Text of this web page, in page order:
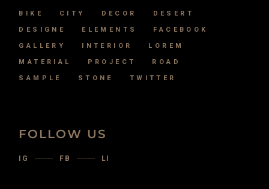
BIKE CITY DECOR DESERT
DESIGNE ELEMENTS FACEBOOK
GALLERY INTERIOR LOREM
MATERIAL PROJECT ROAD
SAMPLE STONE TWITTER
FOLLOW US
IG FB LI